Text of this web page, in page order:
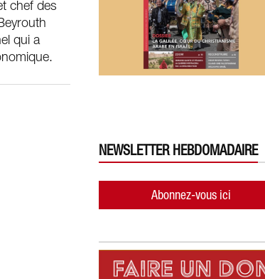
chef des
qui a
NEWSLETTER HEBDOMADAIRE
Abonnez-vous ici